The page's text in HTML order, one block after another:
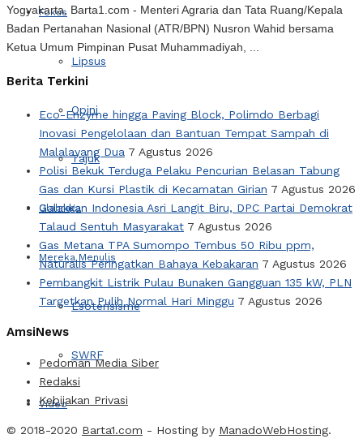
Fokus
Lipsus
Opini
Tajuk
Olahraga
Mereka Menulis
Esoterisisme
SWRF
Video
Yogyakarta, Barta1.com - Menteri Agraria dan Tata Ruang/Kepala
Badan Pertanahan Nasional (ATR/BPN) Nusron Wahid bersama
Ketua Umum Pimpinan Pusat Muhammadiyah, ...
Berita Terkini
Eco-Enzyme hingga Paving Block, Polimdo Berbagi
Inovasi Pengelolaan dan Bantuan Tempat Sampah di
Malalayang Dua 7 Agustus 2026
Polisi Bekuk Terduga Pelaku Pencurian Belasan Tabung
Gas dan Kursi Plastik di Kecamatan Girian 7 Agustus 2026
Galakkan Indonesia Asri Langit Biru, DPC Partai Demokrat
Talaud Sentuh Masyarakat 7 Agustus 2026
Gas Metana TPA Sumompo Tembus 50 Ribu ppm,
Naturalis Peringatkan Bahaya Kebakaran 7 Agustus 2026
Pembangkit Listrik Pulau Bunaken Gangguan 135 kW, PLN
Targetkan Pulih Normal Hari Minggu 7 Agustus 2026
AmsiNews
Pedoman Media Siber
Redaksi
Kebijakan Privasi
© 2018-2020 Barta1.com - Hosting by ManadoWebHosting.